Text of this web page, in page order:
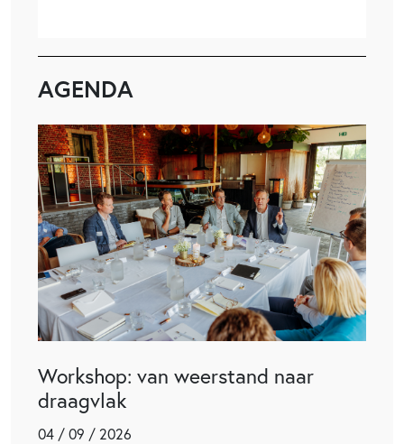
AGENDA
Workshop: van weerstand naar
draagvlak
04 / 09 / 2026